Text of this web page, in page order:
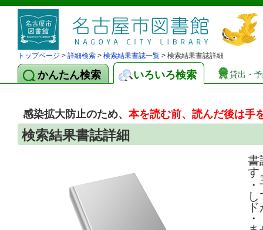
トップページ > 詳細検索 > 検索結果書誌一覧 > 検索結果書誌詳細
かんたん検索 いろいろ検索 貸出・
感染拡大防止のため、本を読む前、読んだ後は手
検索結果書誌詳細
書
す